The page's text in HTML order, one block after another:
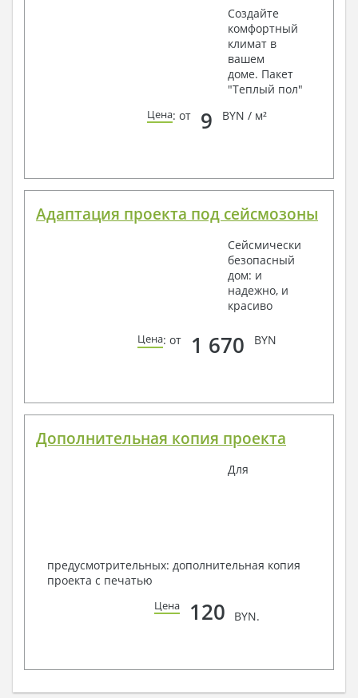
Создайте
комфортный
климат в
вашем
доме. Пакет
"Теплый пол"
Цена: от 9 BYN / м²
Адаптация проекта под сейсмозоны
Сейсмически
безопасный
дом: и
надежно, и
красиво
Цена: от 1 670 BYN
Дополнительная копия проекта
Для
предусмотрительных: дополнительная копия
проекта с печатью
Цена 120 BYN.